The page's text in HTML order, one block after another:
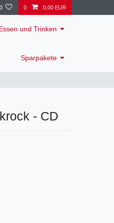
0 0 0,00 EUR
und Trinken
Sparpakete
- CD